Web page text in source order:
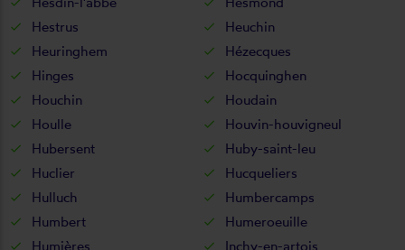
Hestrus
Heuchin
Heuringhem
Hézecques
Hinges
Hocquinghen
Houchin
Houdain
Houlle
Houvin-houvigneul
Hubersent
Huby-saint-leu
Huclier
Hucqueliers
Hulluch
Humbercamps
Humbert
Humeroeuille
Humières
Inchy-en-artois